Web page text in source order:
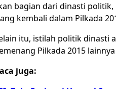
bagian dari dinasti
kembali dalam Pilkada
itu, istilah politik dinasti
Pilkada 2015
juga: